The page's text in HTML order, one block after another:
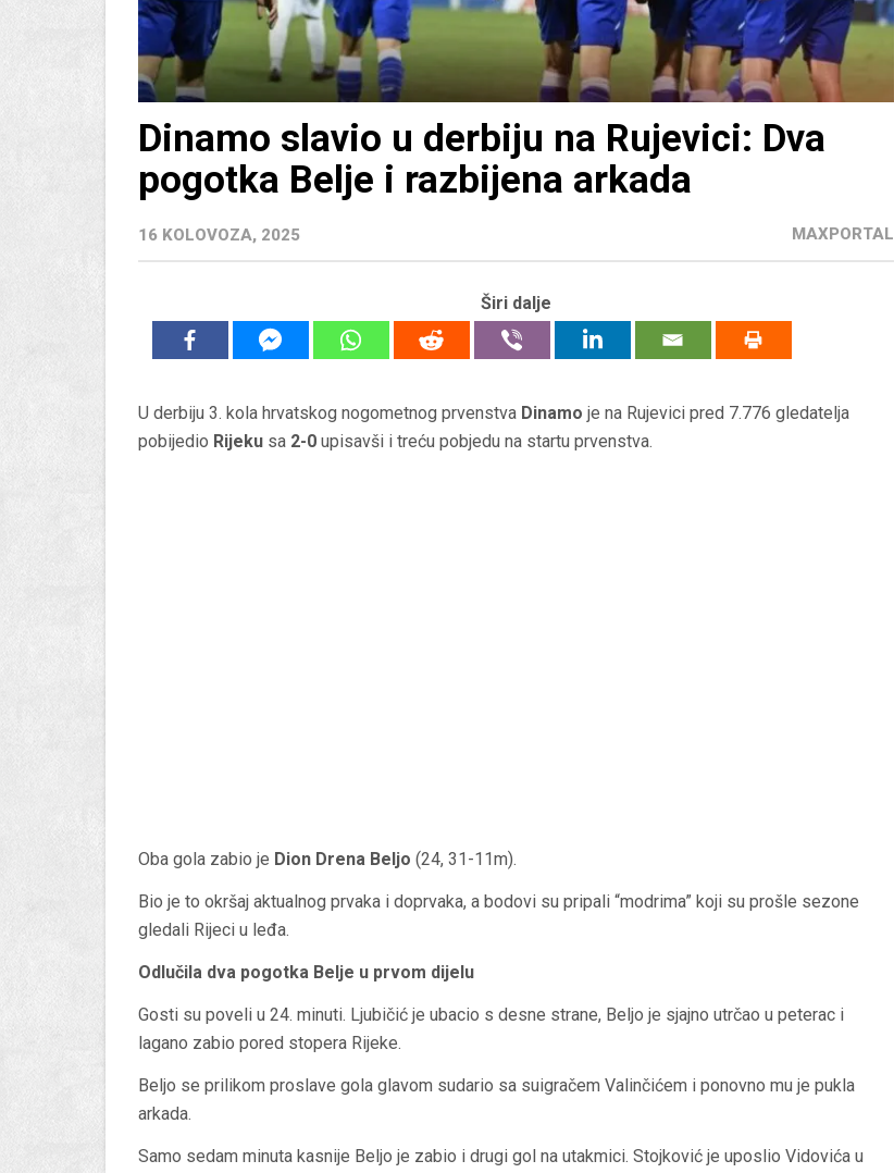
Dinamo slavio u derbiju na Rujevici: Dva
pogotka Belje i razbijena arkada
16 KOLOVOZA, 2025 MAXPORTAL
Širi dalje
U derbiju 3. kola hrvatskog nogometnog prvenstva Dinamo je na Rujevici pred 7.776 gledatelja
pobijedio Rijeku sa 2-0 upisavši i treću pobjedu na startu prvenstva.
Oba gola zabio je Dion Drena Beljo (24, 31-11m).
Bio je to okršaj aktualnog prvaka i doprvaka, a bodovi su pripali “modrima” koji su prošle sezone
gledali Rijeci u leđa.
Odlučila dva pogotka Belje u prvom dijelu
Gosti su poveli u 24. minuti. Ljubičić je ubacio s desne strane, Beljo je sjajno utrčao u peterac i
lagano zabio pored stopera Rijeke.
Beljo se prilikom proslave gola glavom sudario sa suigračem Valinčićem i ponovno mu je pukla
arkada.
Samo sedam minuta kasnije Beljo je zabio i drugi gol na utakmici. Stojković je uposlio Vidovića u